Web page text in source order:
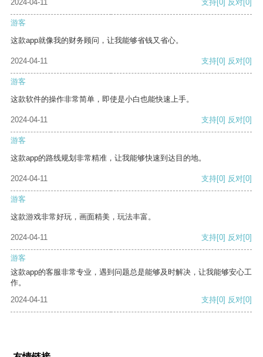
2024-04-11
支持[0] 反对[0]
游客
这款app就像我的财务顾问，让我能够省钱又省心。
2024-04-11 支持[0] 反对[0]
游客
这款软件的操作非常简单，即使是小白也能快速上手。
2024-04-11 支持[0] 反对[0]
游客
这款app的路线规划非常精准，让我能够快速到达目的地。
2024-04-11 支持[0] 反对[0]
游客
这款游戏非常好玩，画面精美，玩法丰富。
2024-04-11 支持[0] 反对[0]
游客
这款app的客服非常专业，遇到问题总是能够及时解决，让我能够安心工
作。
2024-04-11
支持[0] 反对[0]